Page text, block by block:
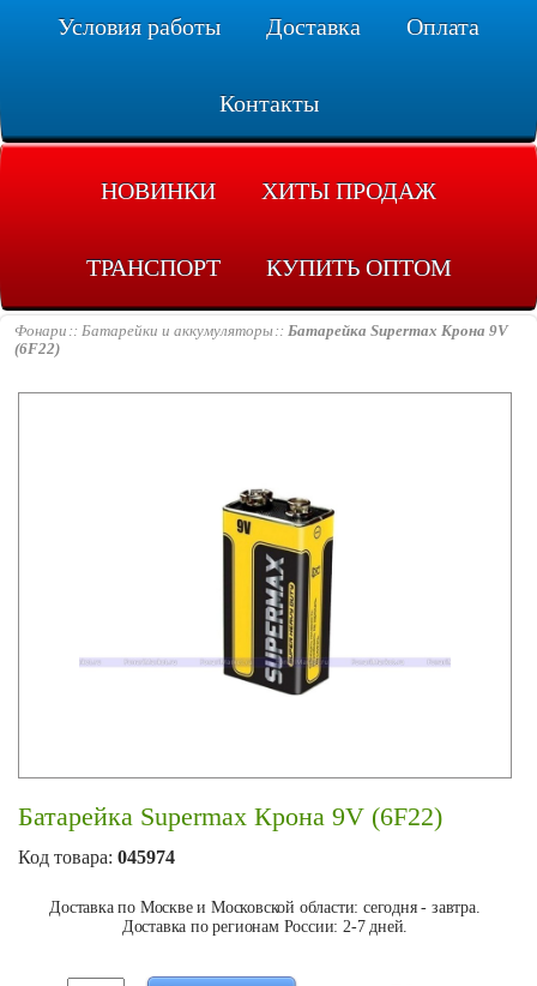
Условия работы Доставка Оплата
Контакты
НОВИНКИ ХИТЫ ПРОДАЖ
ТРАНСПОРТ КУПИТЬ ОПТОМ
Фонари Батарейки и аккумуляторы
Батарейка Supermax Крона 9V
(6F22)
Батарейка Supermax Крона 9V (6F22)
Код товара: 045974
Доставка по Москве и Московской области: сегодня - завтра.
Доставка по регионам России: 2-7 дней.